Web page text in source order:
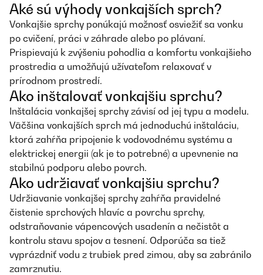
Aké sú výhody vonkajších sprch?
Vonkajšie sprchy ponúkajú možnosť osviežiť sa vonku
po cvičení, práci v záhrade alebo po plávaní.
Prispievajú k zvýšeniu pohodlia a komfortu vonkajšieho
prostredia a umožňujú užívateľom relaxovať v
prírodnom prostredí.
Ako inštalovať vonkajšiu sprchu?
Inštalácia vonkajšej sprchy závisí od jej typu a modelu.
Väčšina vonkajších sprch má jednoduchú inštaláciu,
ktorá zahŕňa pripojenie k vodovodnému systému a
elektrickej energii (ak je to potrebné) a upevnenie na
stabilnú podporu alebo povrch.
Ako udržiavať vonkajšiu sprchu?
Udržiavanie vonkajšej sprchy zahŕňa pravidelné
čistenie sprchových hlavíc a povrchu sprchy,
odstraňovanie vápencových usadenín a nečistôt a
kontrolu stavu spojov a tesnení. Odporúča sa tiež
vyprázdniť vodu z trubiek pred zimou, aby sa zabránilo
zamrznutiu.